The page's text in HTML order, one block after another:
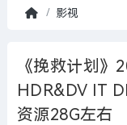
页
影视
《挽救计划
HDR&DV IT
资源28G左右